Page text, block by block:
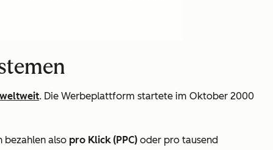
. Die Werbeplattform startete im Oktober 2000
bezahlen also pro Klick (PPC) oder pro tausend